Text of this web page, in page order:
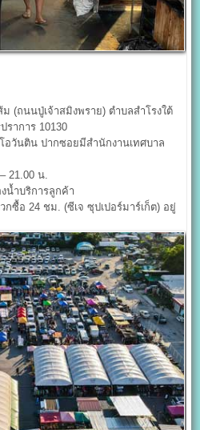
(ถนนปู่เจ้าสมิงพราย) ตำบลสำโรงใต้
ราการ 10130
อวันติน ปากซอยมีสำนักงานเทศบาล
21.00 น.
น้ำบริการลูกค้า
กซื้อ 24 ชม. (ซีเจ ซุปเปอร์มาร์เก็ต) อยู่